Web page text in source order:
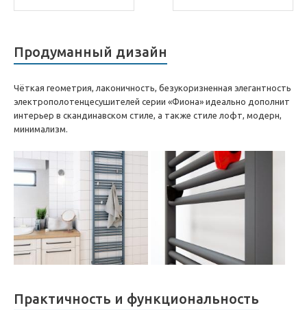
Продуманный дизайн
Чёткая геометрия, лаконичность, безукоризненная элегантность
электрополотенцесушителей серии «Фиона» идеально дополнит
интерьер в скандинавском стиле, а также стиле лофт, модерн,
минимализм.
Практичность и функциональность